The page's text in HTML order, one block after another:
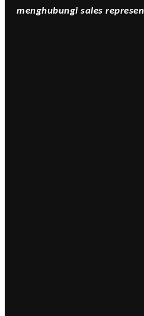
menghubungi sales